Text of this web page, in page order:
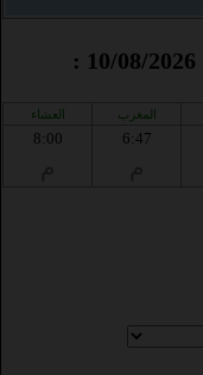
المغرب العشاء
6:47
8:00